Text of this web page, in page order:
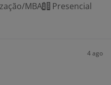
MBA
Presencial
4 ago